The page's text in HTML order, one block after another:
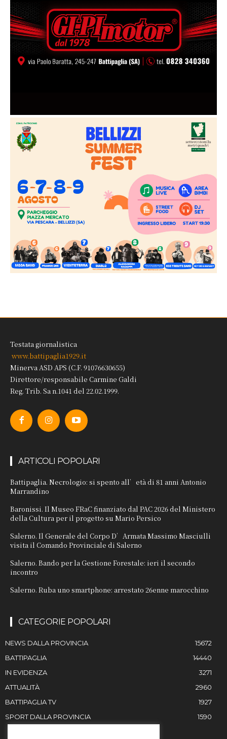
Testata giornalistica
www.battipaglia1929.it
Minerva ASD APS (C.F. 91076630655)
Direttore/responsabile Carmine Galdi
Reg. Trib. Sa n.1041 del 22.02.1999.
ARTICOLI POPOLARI
Battipaglia. Necrologio: si spento all’età di 81 anni Antonio
Marrandino
Baronissi. Il Museo FRaC finanziato dal PAC 2026 del Ministero
della Cultura per il progetto su Mario Persico
Salerno. Il Generale del Corpo D’Armata Massimo Masciulli
visita il Comando Provinciale di Salerno
Salerno. Bando per la Gestione Forestale: ieri il secondo
incontro
Salerno. Ruba uno smartphone: arrestato 26enne marocchino
CATEGORIE POPOLARI
NEWS DALLA PROVINCIA
15672
BATTIPAGLIA
14440
IN EVIDENZA
3271
ATTUALITÀ
2960
BATTIPAGLIA TV
1927
SPORT DALLA PROVINCIA
1590